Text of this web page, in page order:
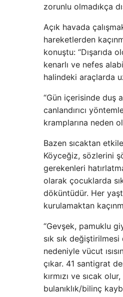
zorunlu olmadıkça
Açık havada
hareketlerden
konuştu: “Dışarıda
kenarlı ve nefes
halindeki araçlarda
“Gün içerisinde duş
canlandırıcı
kramplarına neden
Bazen sıcaktan
Köyceğiz, sözlerini
gerekenleri
olarak çocuklarda
döküntüdür. Her
kurulamaktan
“Gevşek, pamuklu
sık sık değiştirilmesi
nedeniyle vücut
çıkar. 41 santigrat
kırmızı ve sıcak
bulanıklık/bilinç